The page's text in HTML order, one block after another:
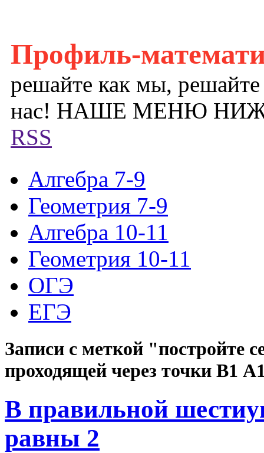
Профиль-
решайте как мы,
нас! НАШЕ МЕНЮ
RSS
Алгебра 7-9
Геометрия 7-9
Алгебра 10-11
Геометрия 10-11
ОГЭ
ЕГЭ
Записи с меткой "постройте
проходящей через точки В1
В правильной
равны 2